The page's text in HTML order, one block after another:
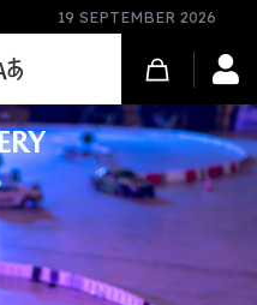
Kwartier 51 in Damme